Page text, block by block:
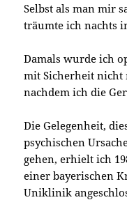
Selbst als man mir
träumte ich nachts
Damals wurde ich
mit Sicherheit nicht
nachdem ich die
Die Gelegenheit,
psychischen
gehen, erhielt ich
einer bayerischen
Uniklinik